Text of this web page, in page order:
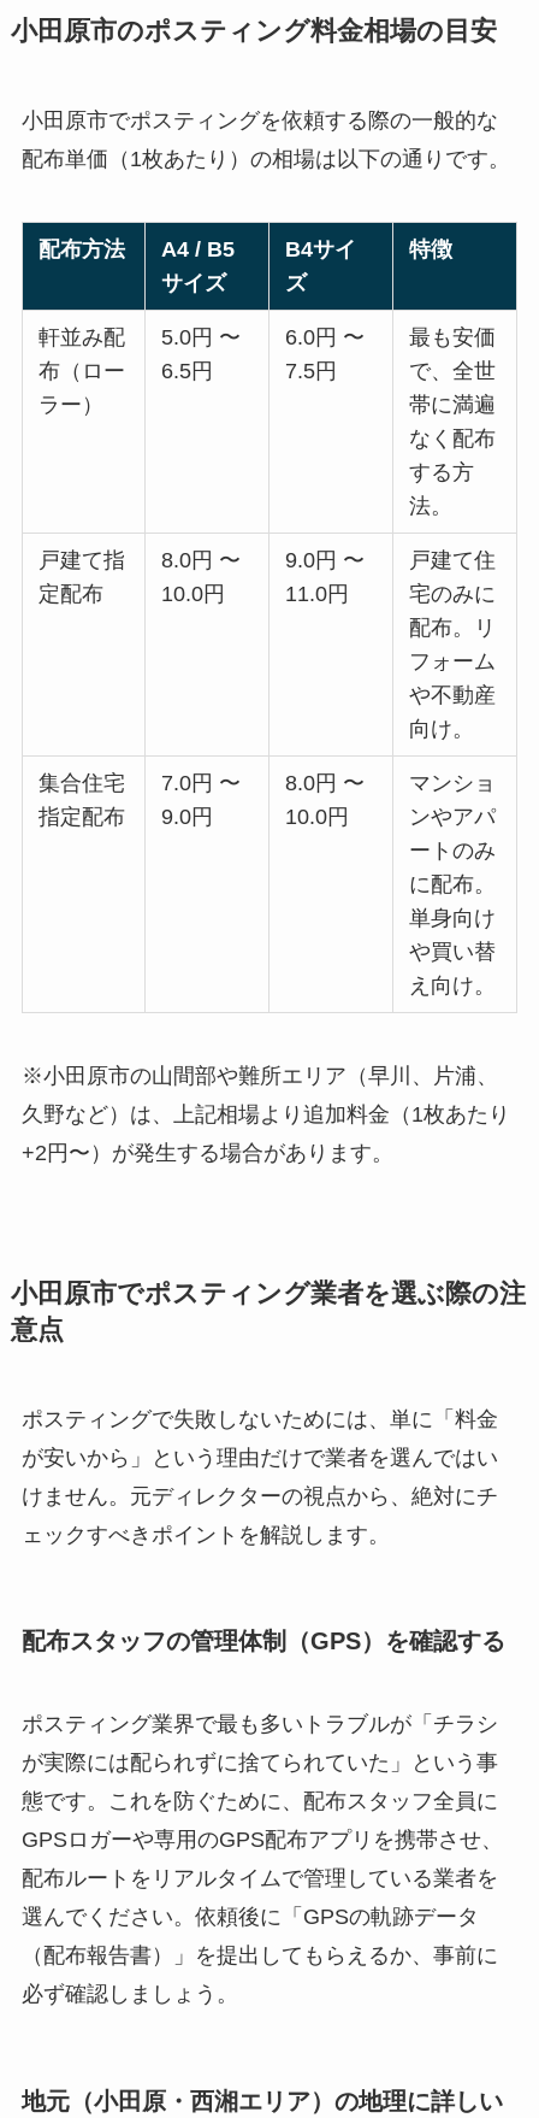
小田原市のポスティング料金相場の目安
小田原市でポスティングを依頼する際の一般的な
配布単価（1枚あたり）の相場は以下の通りです。
配布方法
A4 / B5
サイズ
B4サイ
ズ
特徴
軒並み配
布（ロー
ラー）
5.0円 〜
6.5円
6.0円 〜
7.5円
最も安価
で、全世
帯に満遍
なく配布
する方
法。
戸建て指
定配布
8.0円 〜
10.0円
9.0円 〜
11.0円
戸建て住
宅のみに
配布。リ
フォーム
や不動産
向け。
集合住宅
指定配布
7.0円 〜
9.0円
8.0円 〜
10.0円
マンショ
ンやアパ
ートのみ
に配布。
単身向け
や買い替
え向け。
※小田原市の山間部や難所エリア（早川、片浦、
久野など）は、上記相場より追加料金（1枚あたり
+2円〜）が発生する場合があります。
小田原市でポスティング業者を選ぶ際の注
意点
ポスティングで失敗しないためには、単に「料金
が安いから」という理由だけで業者を選んではい
けません。元ディレクターの視点から、絶対にチ
ェックすべきポイントを解説します。
配布スタッフの管理体制（GPS）を確認する
ポスティング業界で最も多いトラブルが「チラシ
が実際には配られずに捨てられていた」という事
態です。これを防ぐために、配布スタッフ全員に
GPSロガーや専用のGPS配布アプリを携帯させ、
配布ルートをリアルタイムで管理している業者を
選んでください。依頼後に「GPSの軌跡データ
（配布報告書）」を提出してもらえるか、事前に
必ず確認しましょう。
地元（小田原・西湘エリア）の地理に詳しい